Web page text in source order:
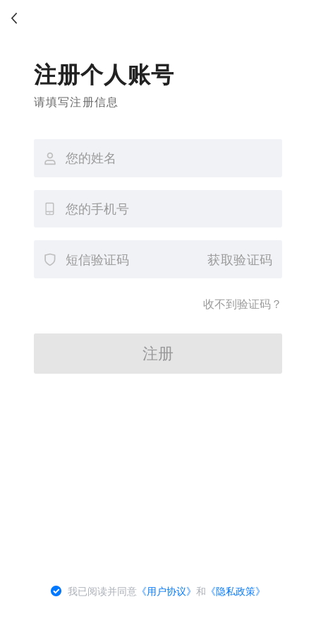
注册个人账号
请填写注册信息
获取验证码
收不到验证码？
注册
我已阅读并同意 《用户协议》和 《隐私政策》